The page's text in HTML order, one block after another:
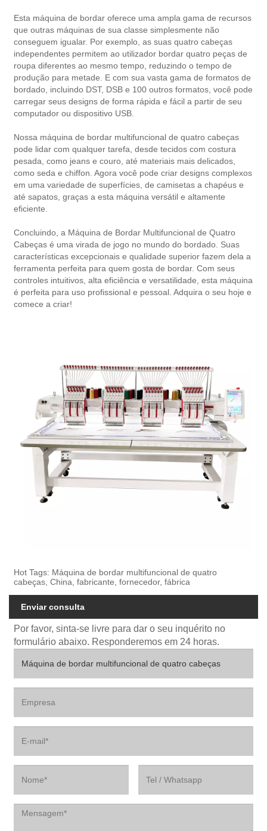
Esta máquina de bordar oferece uma ampla gama de recursos
que outras máquinas de sua classe simplesmente não
conseguem igualar. Por exemplo, as suas quatro cabeças
independentes permitem ao utilizador bordar quatro peças de
roupa diferentes ao mesmo tempo, reduzindo o tempo de
produção para metade. E com sua vasta gama de formatos de
bordado, incluindo DST, DSB e 100 outros formatos, você pode
carregar seus designs de forma rápida e fácil a partir de seu
computador ou dispositivo USB.
Nossa máquina de bordar multifuncional de quatro cabeças
pode lidar com qualquer tarefa, desde tecidos com costura
pesada, como jeans e couro, até materiais mais delicados,
como seda e chiffon. Agora você pode criar designs complexos
em uma variedade de superfícies, de camisetas a chapéus e
até sapatos, graças a esta máquina versátil e altamente
eficiente.
Concluindo, a Máquina de Bordar Multifuncional de Quatro
Cabeças é uma virada de jogo no mundo do bordado. Suas
características excepcionais e qualidade superior fazem dela a
ferramenta perfeita para quem gosta de bordar. Com seus
controles intuitivos, alta eficiência e versatilidade, esta máquina
é perfeita para uso profissional e pessoal. Adquira o seu hoje e
comece a criar!
Hot Tags: Máquina de bordar multifuncional de quatro
cabeças, China, fabricante, fornecedor, fábrica
Enviar consulta
Por favor, sinta-se livre para dar o seu inquérito no
formulário abaixo. Responderemos em 24 horas.